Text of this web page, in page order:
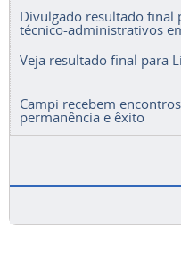
Divulgado resultado final
técnico-administrativos
Veja resultado final para
Campi recebem
permanência e êxito